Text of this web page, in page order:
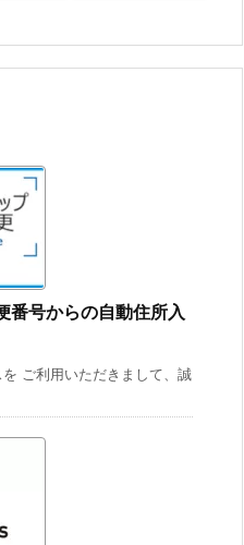
番号からの自動住所入
ご利用いただきまして、誠